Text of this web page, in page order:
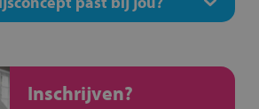
Inschrijven?